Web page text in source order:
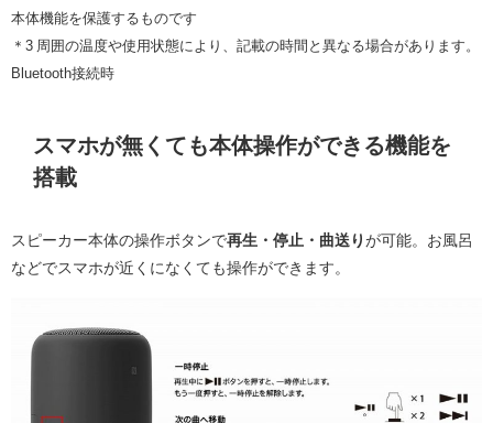
本体機能を保護するものです
＊3 周囲の温度や使用状態により、記載の時間と異なる場合があります。
Bluetooth接続時
スマホが無くても本体操作ができる機能を
搭載
スピーカー本体の操作ボタンで再生・停止・曲送り が可能。お風呂
などでスマホが近くになくても操作ができます。